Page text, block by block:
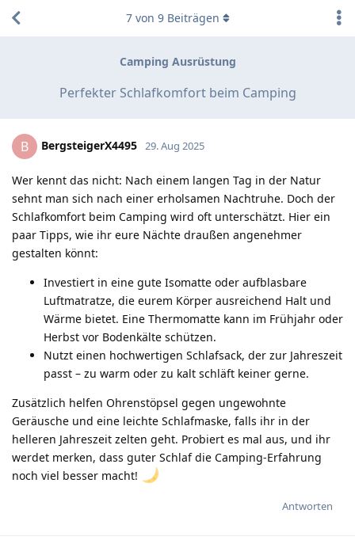
Camping Ausrüstung
Perfekter Schlafkomfort beim Camping
7von 9Beiträgen
B BergsteigerX4495 29. Aug 2025
Wer kennt das nicht: Nach einem langen Tag in der Natur
sehnt man sich nach einer erholsamen Nachtruhe. Doch der
Schlafkomfort beim Camping wird oft unterschätzt. Hier ein
paar Tipps, wie ihr eure Nächte draußen angenehmer
gestalten könnt:
Investiert in eine gute Isomatte oder aufblasbare
Luftmatratze, die eurem Körper ausreichend Halt und
Wärme bietet. Eine Thermomatte kann im Frühjahr oder
Herbst vor Bodenkälte schützen.
Nutzt einen hochwertigen Schlafsack, der zur Jahreszeit
passt – zu warm oder zu kalt schläft keiner gerne.
Zusätzlich helfen Ohrenstöpsel gegen ungewohnte
Geräusche und eine leichte Schlafmaske, falls ihr in der
helleren Jahreszeit zelten geht. Probiert es mal aus, und ihr
werdet merken, dass guter Schlaf die Camping-Erfahrung
noch viel besser macht!
Antworten